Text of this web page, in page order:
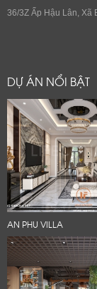
36/3Z Ấp Hậu Lân, Xã
DỰ ÁN NỔI BẬT
AN PHU VILLA